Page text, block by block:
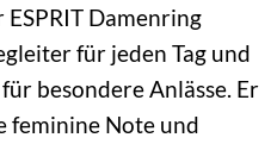
Damenring
für jeden Tag und
besondere Anlässe. Er
feminine Note und